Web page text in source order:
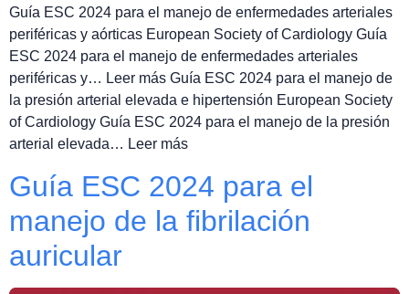
Guía ESC 2024 para el manejo de enfermedades arteriales
periféricas y aórticas European Society of Cardiology Guía
ESC 2024 para el manejo de enfermedades arteriales
periféricas y… Leer más Guía ESC 2024 para el manejo de
la presión arterial elevada e hipertensión European Society
of Cardiology Guía ESC 2024 para el manejo de la presión
arterial elevada… Leer más
Guía ESC 2024 para el
manejo de la fibrilación
auricular